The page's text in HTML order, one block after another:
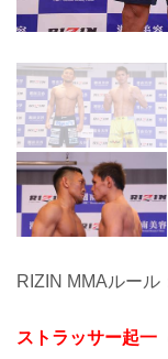
RIZIN MMAルール
ストラッサー起一